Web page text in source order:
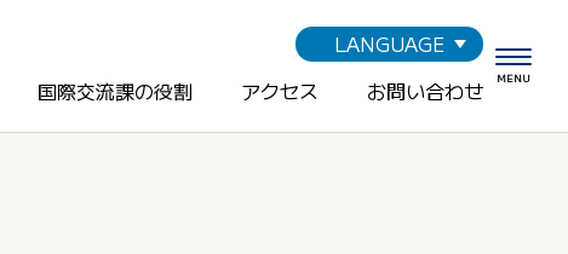
LANGUAGE
国際交流課の役割 アクセス お問い合わせ MENU